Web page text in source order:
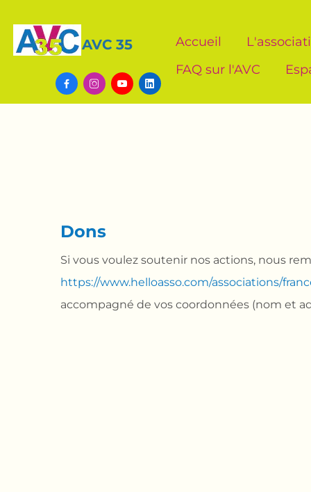
Accueil
FAQ sur l'AVC
AVC 35
   
Dons
Si vous voulez soutenir nos actions, nous
https://www.helloasso.com/associations/
accompagné de vos coordonnées (nom et